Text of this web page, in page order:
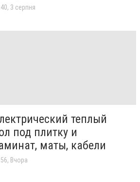
3 серпня
теплый
под плитку и
маты, кабели
Вчора